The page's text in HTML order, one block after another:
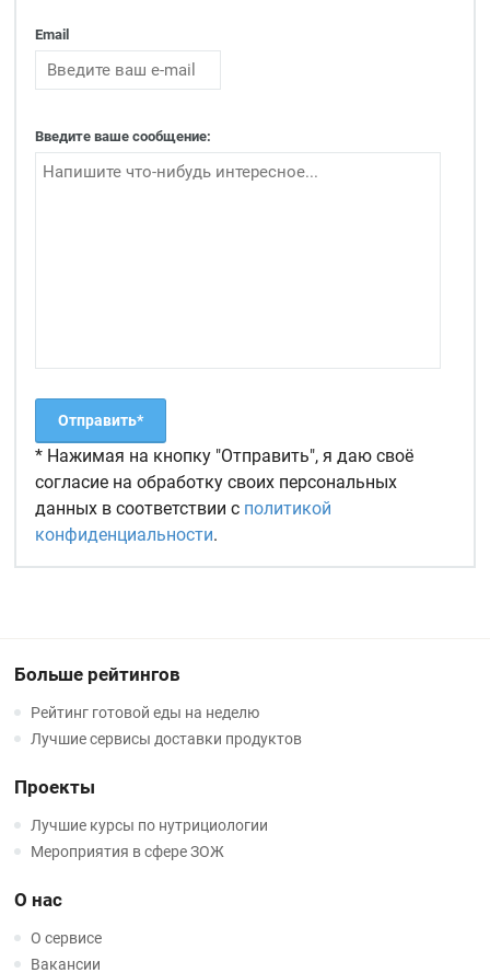
Email
Введите ваше сообщение:
* Нажимая на кнопку "Отправить", я даю своё
согласие на обработку своих персональных
данных в соответствии с политикой
конфиденциальности.
Больше рейтингов
Рейтинг готовой еды на неделю
Лучшие сервисы доставки продуктов
Проекты
Лучшие курсы по нутрициологии
Мероприятия в сфере ЗОЖ
О нас
О сервисе
Вакансии